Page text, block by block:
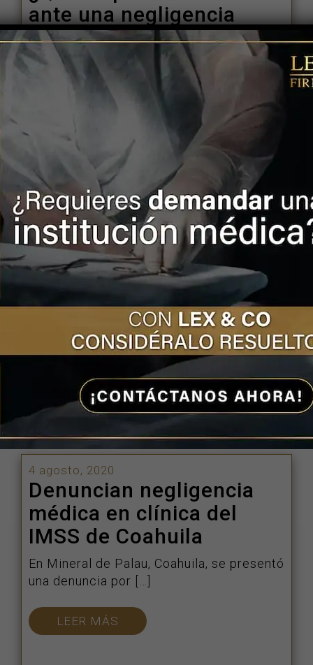
ante una negligencia
médica?
La medicina es una de las profesiones
que se deben […]
4 agosto, 2020
¿Cuál es la
responsabilidad civil de
los hospitales
particulares?
En la actualidad, los hospitales públicos
tienen la mala fama […]
LEER MÁS
4 agosto, 2020
Denuncian negligencia
médica en clínica del
IMSS de Coahuila
En Mineral de Palau, Coahuila, se presentó
una denuncia por […]
LEER MÁS